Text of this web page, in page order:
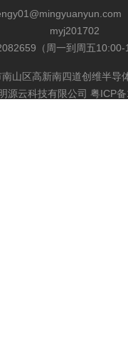
myj201702
（周一到周五10:00-
山区高新南四道创维半导
源云科技有限公司 粤ICP